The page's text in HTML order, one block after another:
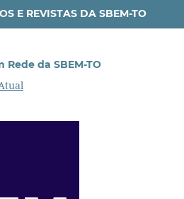
E REVISTAS DA SBEM-TO
Rede da SBEM-TO